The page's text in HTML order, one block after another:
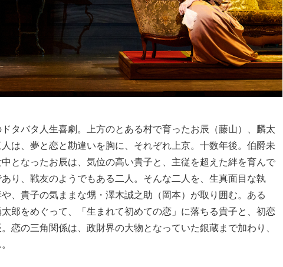
タバタ人生喜劇。上方のとある村で育ったお辰（藤山）、麟太
は、夢と恋と勘違いを胸に、それぞれ上京。十数年後。伯爵未
となったお辰は、気位の高い貴子と、主従を超えた絆を育んで
り、戦友のようでもある二人。そんな二人を、生真面目な執
、貴子の気ままな甥・澤木誠之助（岡本）が取り囲む。ある
郎をめぐって、「生まれて初めての恋」に落ちる貴子と、初恋
恋の三角関係は、政財界の大物となっていた銀蔵まで加わり、